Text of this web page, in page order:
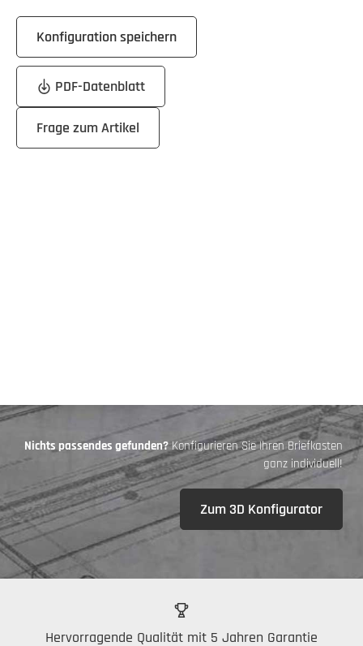
Konfiguration speichern
PDF-Datenblatt
Frage zum Artikel
Nichts passendes gefunden?Konfigurieren Sie Ihren Briefkasten
ganz individuell!
Zum 3D Konfigurator
Hervorragende Qualität mit 5 Jahren Garantie